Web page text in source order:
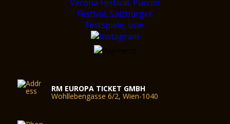
RM EUROPA TICKET GMBH
Wohllebengasse 6/2, Wien-1040